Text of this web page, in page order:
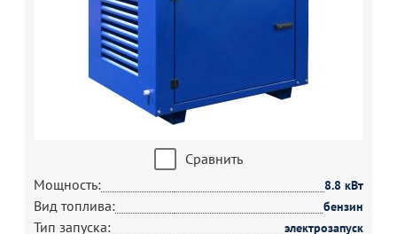
Сравнить
Мощность:
8.8 кВт
Вид топлива: бензин
Тип запуска: электрозапуск